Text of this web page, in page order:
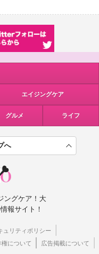
エイジングケア
グルメ ライフ
へ
ングケア！大
報サイト！
ュリティポリシー
権について 広告掲載について